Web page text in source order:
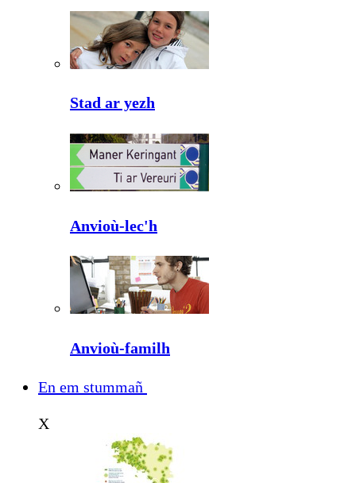
Stad ar yezh
Anvioù-lec'h
Anvioù-familh
En em stummañ
X